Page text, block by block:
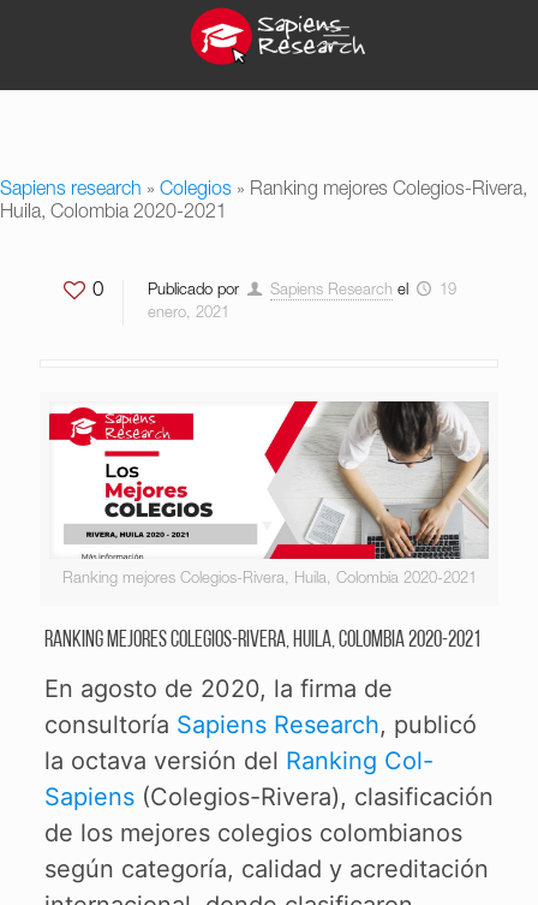
Sapiens research » Colegios » Ranking mejores Colegios-Rivera,
Huila, Colombia 2020-2021
0 Publicado por Sapiens Research el
19
enero, 2021
Ranking mejores Colegios-Rivera, Huila, Colombia 2020-2021
Ranking mejores Colegios-Rivera, Huila, Colombia 2020-2021
En agosto de 2020, la firma de
consultoría Sapiens Research, publicó
la octava versión del Ranking Col-
Sapiens(Colegios-Rivera), clasificación
de los mejores colegios colombianos
según categoría, calidad y acreditación